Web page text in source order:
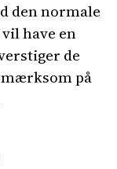
den normale
have en
de
på